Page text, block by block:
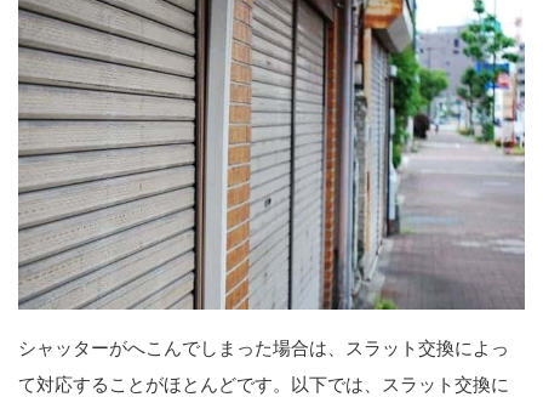
シャッターがへこんでしまった場合は、スラット交換によっ
て対応することがほとんどです。以下では、スラット交換に